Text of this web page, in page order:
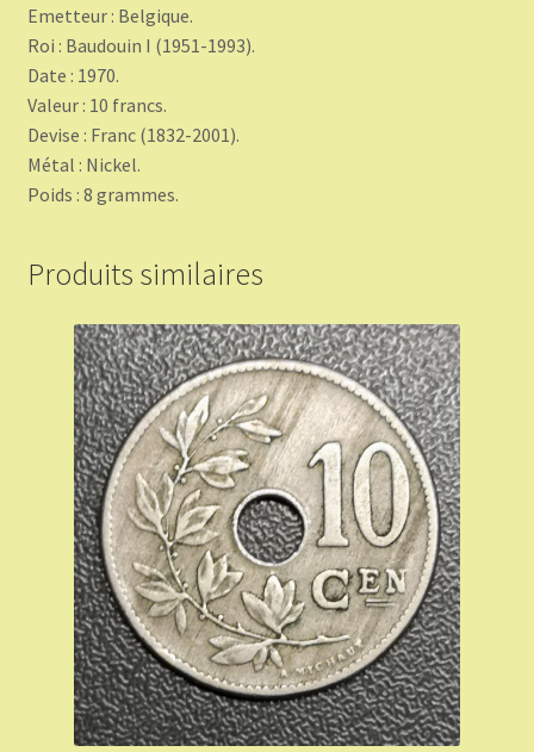
Emetteur : Belgique.
Roi : Baudouin I (1951-1993).
Date : 1970.
Valeur : 10 francs.
Devise : Franc (1832-2001).
Métal : Nickel.
Poids : 8 grammes.
Produits similaires